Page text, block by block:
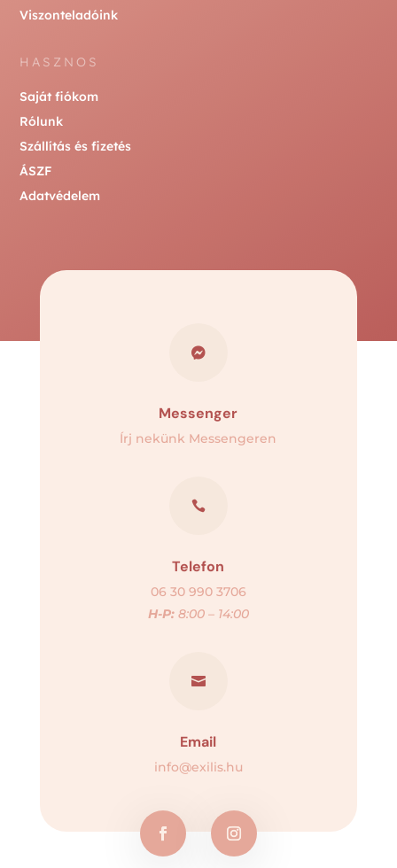
Viszonteladóink
HASZNOS
Saját fiókom
Rólunk
Szállítás és fizetés
ÁSZF
Adatvédelem

Messenger
Írj nekünk Messengeren

Telefon
06 30 990 3706
H-P:8:00 – 14:00

Email
info@exilis.hu